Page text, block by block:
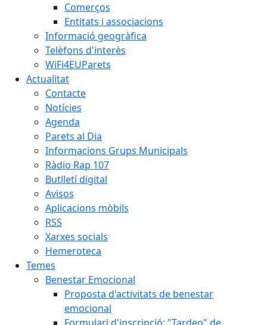
Comerços
Entitats i associacions
Informació geogràfica
Telèfons d'interès
WiFi4EUParets
Actualitat
Contacte
Notícies
Agenda
Parets al Dia
Informacions Grups Municipals
Ràdio Rap 107
Butlletí digital
Avisos
Aplicacions mòbils
RSS
Xarxes socials
Hemeroteca
Temes
Benestar Emocional
Proposta d'activitats de benestar
emocional